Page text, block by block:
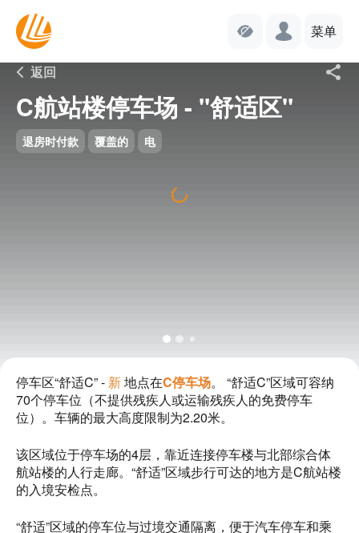
菜单
C航站楼停车场 - "舒适区"
退房时付款 覆盖的 电
返回
停车区“舒适C” - 新地点在C停车场。 “舒适C”区域可容纳
70个停车位（不提供残疾人或运输残疾人的免费停车
位）。车辆的最大高度限制为2.20米。
该区域位于停车场的4层，靠近连接停车楼与北部综合体
航站楼的人行走廊。“舒适”区域步行可达的地方是C航站楼
的入境安检点。
“舒适”区域的停车位与过境交通隔离，便于汽车停车和乘